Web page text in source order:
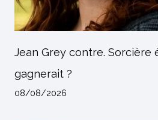
Jean Grey contre. Sorcière
gagnerait ?
08/08/2026